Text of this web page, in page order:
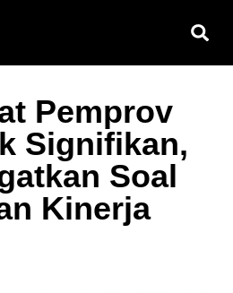
Pemprov
Signifikan,
Soal
Kinerja